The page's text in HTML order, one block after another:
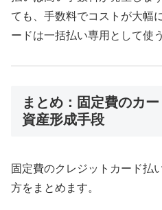
ても、手数料でコストが大幅
ードは一括払い専用として使
まとめ：固定費のカ
資産形成手段
固定費のクレジットカード払
方をまとめます。